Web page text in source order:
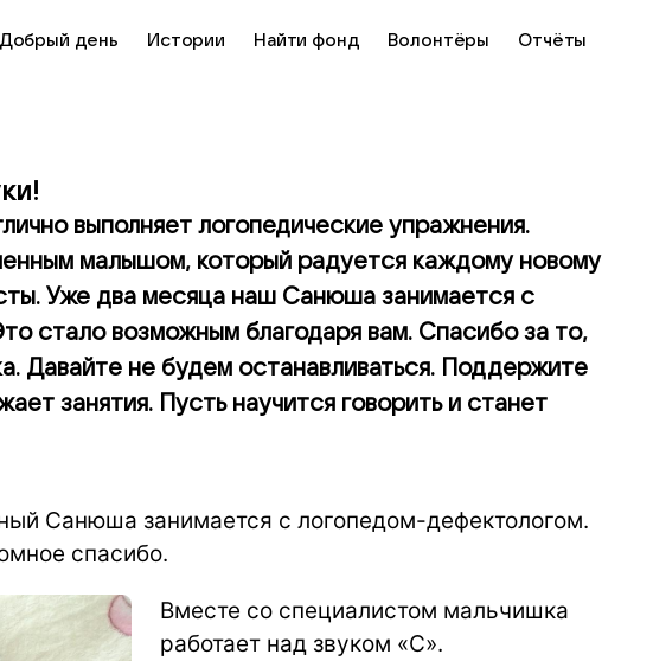
Добрый день Истории Найти фонд Волонтёры Отчёты
выполняет логопедические упражнения.
малышом, который радуется каждому новому
Уже два месяца наш Санюша занимается с
стало возможным благодаря вам. Спасибо за то,
Давайте не будем останавливаться. Поддержите
занятия. Пусть научится говорить и станет
Санюша занимается с логопедом-дефектологом.
спасибо.
Вместе со специалистом мальчишка
работает над звуком «С».